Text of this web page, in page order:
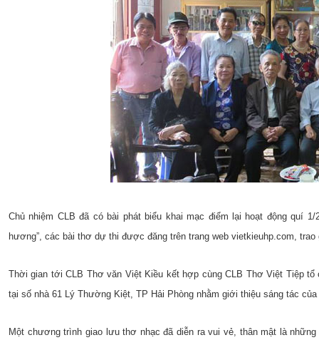
Chủ nhiệm CLB đã có bài phát biểu khai mạc điểm lại hoạt động quí
hương”, các bài thơ dự thi được đăng trên trang web vietkieuhp.com, trao
Thời gian tới CLB Thơ văn Việt Kiều kết hợp cùng CLB Thơ Việt Tiệp
tại số nhà 61 Lý Thường Kiệt, TP Hải Phòng nhằm giới thiệu sáng tác
Một chương trình giao lưu thơ nhạc đã diễn ra vui vẻ, thân mật là